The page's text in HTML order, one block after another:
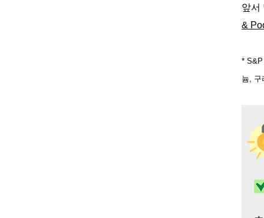
앞서
&
*
늄, 구